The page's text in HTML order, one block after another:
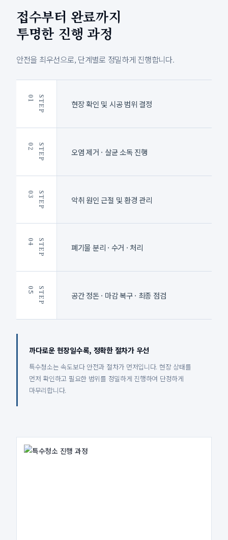
접수부터 완료까지
투명한 진행 과정
안전을 최우선으로, 단계별로 정밀하게 진행합니다.
S
T
E
P
0
1
현장 확인 및 시공 범위 결정
S
T
E
P
0
2 오염 제거 · 살균 소독 진행
S
T
E
P
0
3 악취 원인 근절 및 환경 관리
S
T
E
P
0
4 폐기물 분리 · 수거 · 처리
S
T
E
P
0
5 공간 정돈 · 마감 복구 · 최종 점검
까다로운 현장일수록, 정확한 절차가 우선
특수청소는 속도보다 안전과 절차가 먼저입니다. 현장 상태를
먼저 확인하고 필요한 범위를 정밀하게 진행하여 단정하게
마무리합니다.